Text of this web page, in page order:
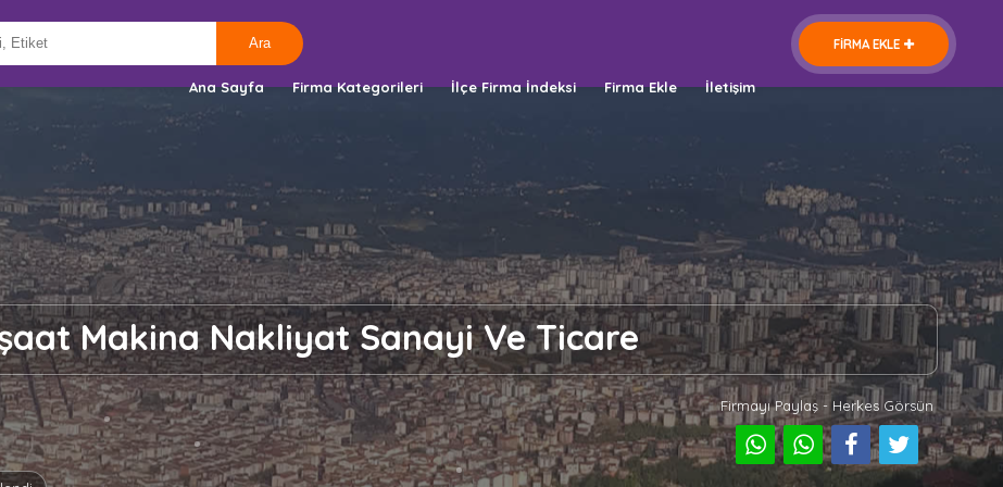
FİRMA EKLE
Ana Sayfa Firma Kategorileri İlçe Firma İndeksi Firma Ekle İletişim
Makina Nakliyat Sanayi Ve Ticare
Firmayı Paylaş - Herkes Görsün